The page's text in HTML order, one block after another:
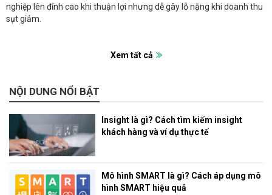
nghiệp lên đỉnh cao khi thuận lợi nhưng dễ gây lỗ nặng khi doanh thu
sụt giảm.
Xem tất cả
NỘI DUNG NỔI BẬT
Insight là gì? Cách tìm kiếm insight
khách hàng và ví dụ thực tế
Mô hình SMART là gì? Cách áp dụng mô
hình SMART hiệu quả